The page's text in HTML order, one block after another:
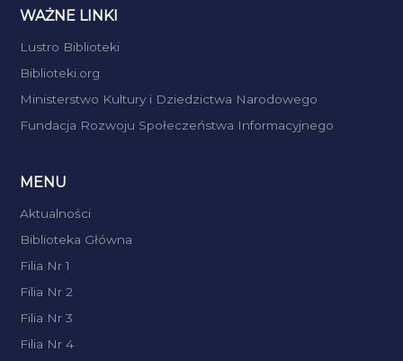
WAŻNE LINKI
Lustro Biblioteki
Biblioteki.org
Ministerstwo Kultury i Dziedzictwa Narodowego
Fundacja Rozwoju Społeczeństwa Informacyjnego
MENU
Aktualności
Biblioteka Główna
Filia Nr 1
Filia Nr 2
Filia Nr 3
Filia Nr 4